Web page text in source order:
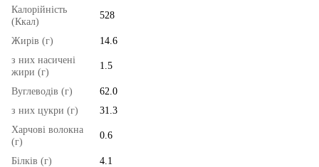
Калорійність
(Ккал)
528
Жирів (г)
14.6
з них насичені
жири (г)
1.5
Вуглеводів (г)
62.0
з них цукри (г)
31.3
Харчові волокна
(г)
0.6
Білків (г)
4.1